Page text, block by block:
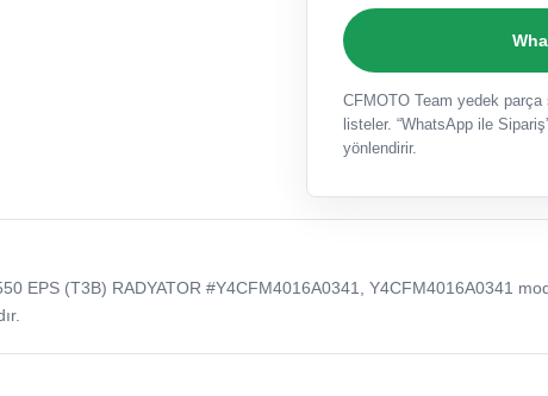
CFMOTO Team yedek parça
listeler. “WhatsApp ile
yönlendirir.
EPS (T3B) RADYATOR #Y4CFM4016A0341, Y4CFM4016A0341